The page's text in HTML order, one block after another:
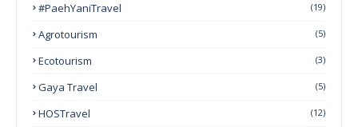
#PaehYaniTravel (19)
Agrotourism (5)
Ecotourism (3)
Gaya Travel (5)
HOSTravel (12)